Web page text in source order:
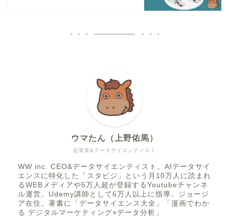
起業家&データサイエンティスト
ウマたん（上野佑馬）
WW inc. CEO&データサイエンティスト。AIデータサイ
エンスに特化した「スタビジ」という月10万人に読まれ
るWEBメディアや5万人超が登録するYoutubeチャンネ
ル運営。Udemy講師として6万人以上に指導。ジョージ
ア在住。著書に「データサイエンス大全」「漫画でわか
る デジタルマーケティング×データ分析」